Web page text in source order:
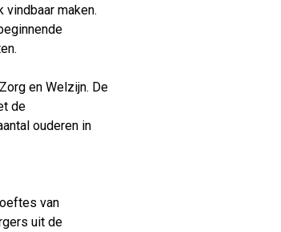
maken.
en Welzijn. De
de
ouderen in
van
uit de